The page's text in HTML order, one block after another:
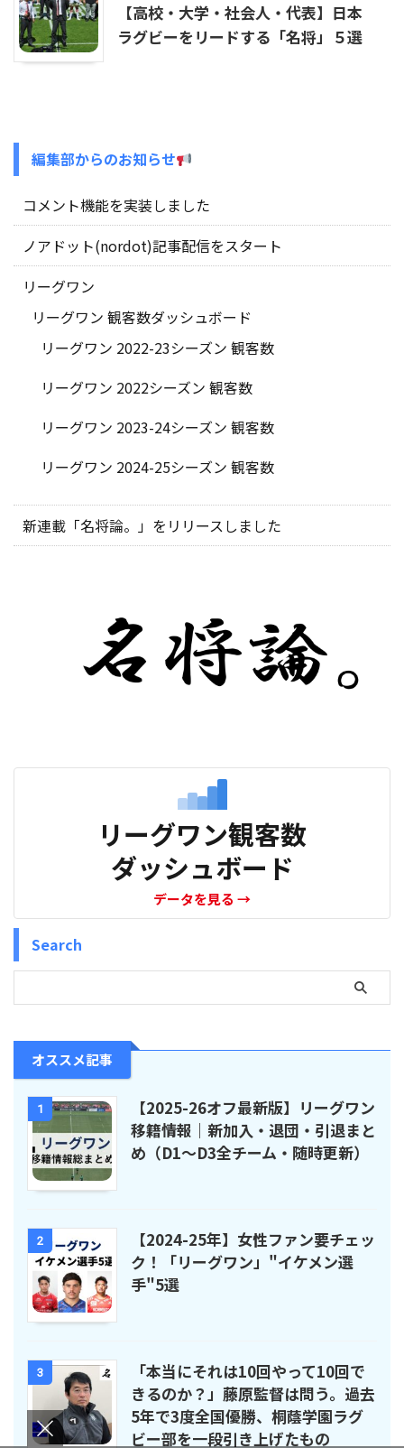
【高校・大学・社会人・代表】日本
ラグビーをリードする「名将」５選
編集部からのお知らせ
コメント機能を実装しました
ノアドット(nordot)記事配信をスタート
リーグワン
リーグワン 観客数ダッシュボード
リーグワン 2022-23シーズン 観客数
リーグワン 2022シーズン 観客数
リーグワン 2023-24シーズン 観客数
リーグワン 2024-25シーズン 観客数
新連載「名将論。」をリリースしました
リーグワン観客数
ダッシュボード
データを見る →
Search
オススメ記事
1
【2025-26オフ最新版】リーグワン
移籍情報｜新加入・退団・引退まと
め（D1〜D3全チーム・随時更新）
2
【2024-25年】女性ファン要チェッ
ク！「リーグワン」"イケメン選
手"5選
3
「本当にそれは10回やって10回で
きるのか？」藤原監督は問う。過去
5年で3度全国優勝、桐蔭学園ラグ
ビー部を一段引き上げたもの